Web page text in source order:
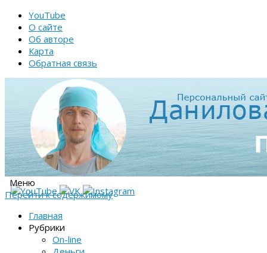
YouTube
О сайте
Об авторе
Карта
Обратная связь
Меню
Перейти к содержимому
Главная
Рубрики
On-line